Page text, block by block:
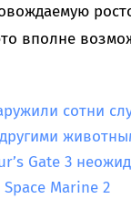
вполне
сотни
Gate 3
Marine 2